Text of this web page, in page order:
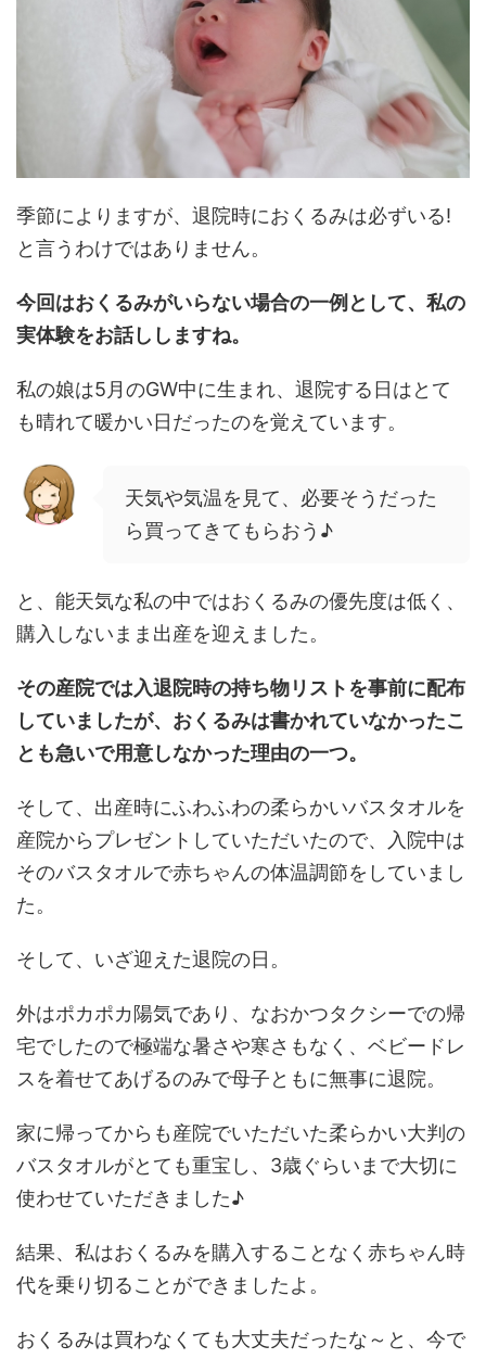
季節によりますが、退院時におくるみは必ずいる!
と言うわけではありません。
今回はおくるみがいらない場合の一例として、私の
実体験をお話ししますね。
私の娘は5月のGW中に生まれ、退院する日はとて
も晴れて暖かい日だったのを覚えています。
天気や気温を見て、必要そうだった
ら買ってきてもらおう♪
と、能天気な私の中ではおくるみの優先度は低く、
購入しないまま出産を迎えました。
その産院では入退院時の持ち物リストを事前に配布
していましたが、おくるみは書かれていなかったこ
とも急いで用意しなかった理由の一つ。
そして、出産時にふわふわの柔らかいバスタオルを
産院からプレゼントしていただいたので、入院中は
そのバスタオルで赤ちゃんの体温調節をしていまし
た。
そして、いざ迎えた退院の日。
外はポカポカ陽気であり、なおかつタクシーでの帰
宅でしたので極端な暑さや寒さもなく、ベビードレ
スを着せてあげるのみで母子ともに無事に退院。
家に帰ってからも産院でいただいた柔らかい大判の
バスタオルがとても重宝し、3歳ぐらいまで大切に
使わせていただきました♪
結果、私はおくるみを購入することなく赤ちゃん時
代を乗り切ることができましたよ。
おくるみは買わなくても大丈夫だったな～と、今で